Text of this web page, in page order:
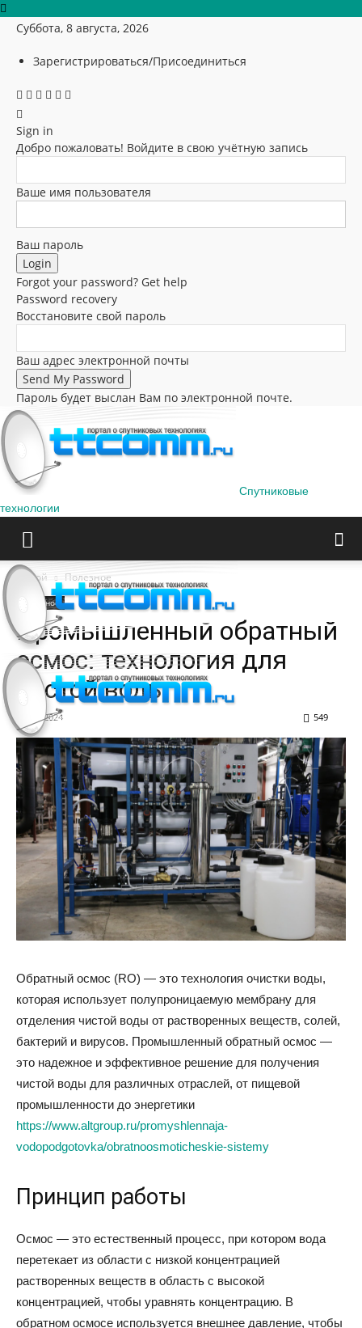
Суббота, 8 августа, 2026
Зарегистрироваться/Присоединиться
Sign in
Добро пожаловать! Войдите в свою учётную запись
Ваше имя пользователя
Ваш пароль
Forgot your password? Get help
Password recovery
Восстановите свой пароль
Ваш адрес электронной почты
Пароль будет выслан Вам по электронной почте.
Спутниковые
технологии
Домой Полезное
Полезное
Промышленный обратный
осмос: технология для
чистой воды
13.09.2024 549
Обратный осмос (RO) — это технология очистки воды,
которая использует полупроницаемую мембрану для
отделения чистой воды от растворенных веществ, солей,
бактерий и вирусов. Промышленный обратный осмос —
это надежное и эффективное решение для получения
чистой воды для различных отраслей, от пищевой
промышленности до энергетики
https://www.altgroup.ru/promyshlennaja-
vodopodgotovka/obratnoosmoticheskie-sistemy
Принцип работы
Осмос — это естественный процесс, при котором вода
перетекает из области с низкой концентрацией
растворенных веществ в область с высокой
концентрацией, чтобы уравнять концентрацию. В
обратном осмосе используется внешнее давление, чтобы